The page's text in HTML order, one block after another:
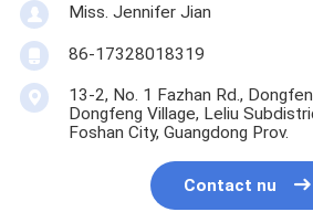
Miss. Jennifer Jian
86-17328018319
13-2, No. 1 Fazhan Rd.,
Dongfeng Village, Leliu
Foshan City, Guangdong Prov.
Contact nu